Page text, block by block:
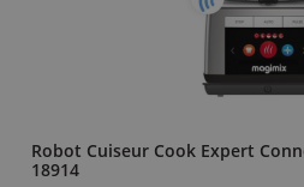
Robot Cuiseur Cook Expert
18914